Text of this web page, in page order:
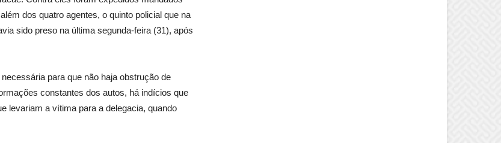
dos quatro agentes, o quinto policial que na
sido preso na última segunda-feira (31), após
para que não haja obstrução de
constantes dos autos, há indícios que
levariam a vítima para a delegacia, quando